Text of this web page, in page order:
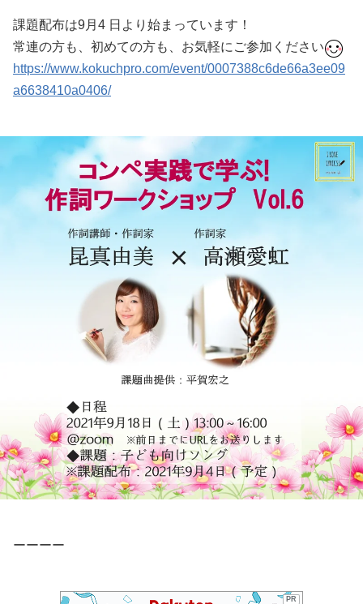
課題配布は9月4 日より始まっています！
常連の方も、初めての方も、お気軽にご参加ください
https://www.kokuchpro.com/event/0007388c6de66a3ee09
a6638410a0406/
ーーーー
PR